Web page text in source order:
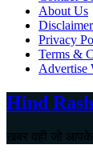
About Us
Disclaimer
Privacy
Terms &
Advertise
Hind
खबर वही जो आपके